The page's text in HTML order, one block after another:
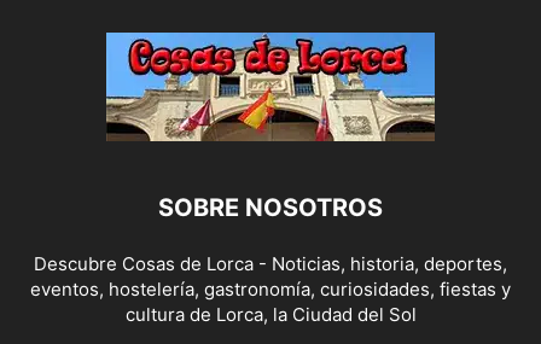
SOBRE NOSOTROS
Descubre Cosas de Lorca - Noticias, historia, deportes,
eventos, hostelería, gastronomía, curiosidades, fiestas y
cultura de Lorca, la Ciudad del Sol